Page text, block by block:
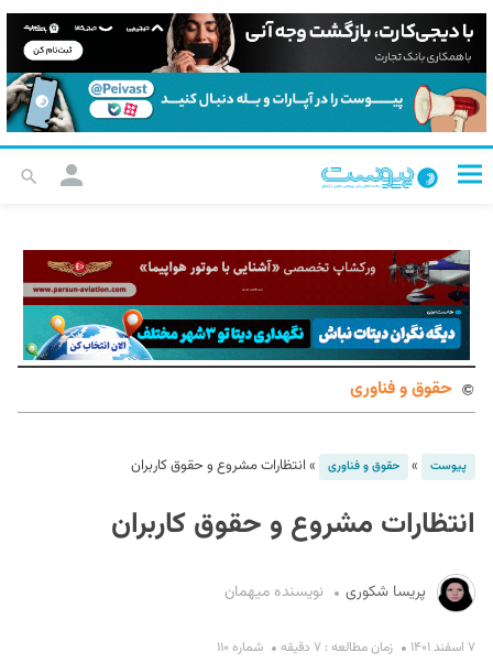
حقوق و فناوری
پیوست » حقوق و فناوری » انتظارات مشروع و حقوق کاربران
انتظارات مشروع و حقوق کاربران
پریسا شکوری نویسنده میهمان
۷ اسفند ۱۴۰۱ زمان مطالعه : ۷ دقیقه شماره ۱۱۰